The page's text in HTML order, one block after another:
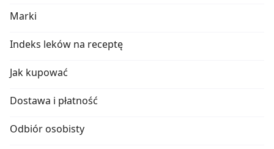
Marki
Indeks leków na receptę
Jak kupować
Dostawa i płatność
Odbiór osobisty